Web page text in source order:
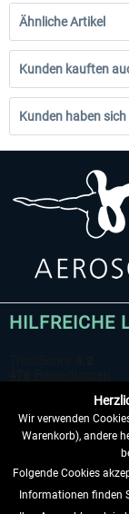
Ähnliche Artikel
Kunden kauften
Kunden haben
HILFREICHE
VERTRAG
Wir verwenden
Warenkorb), andere
Folgende Cookies
Informationen finden